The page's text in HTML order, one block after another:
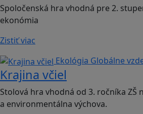
Spoločenská hra vhodná pre 2.
ekonómia
Zistiť viac
Ekológia Globálne
Krajina včiel
Stolová hra vhodná od 3. ročníka ZŠ
a environmentálna výchova.